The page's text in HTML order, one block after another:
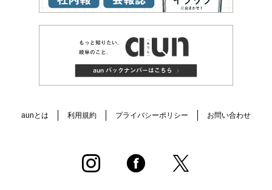
aunとは 利用規約 プライバシーポリシー お問い合わせ